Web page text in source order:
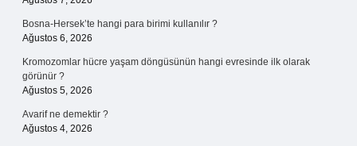
Bosna-Hersek’te hangi para birimi kullanılır ?
Ağustos 6, 2026
Kromozomlar hücre yaşam döngüsünün hangi evresinde ilk olarak
görünür ?
Ağustos 5, 2026
Avarif ne demektir ?
Ağustos 4, 2026